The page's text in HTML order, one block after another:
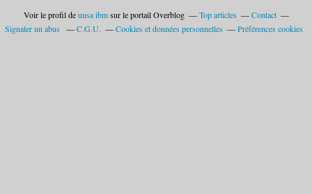
Voir le profil deunsa ibmsur le portail Overblog Top articles
Contact
Signaler un abus
C.G.U. Cookies et données personnelles Préférences cookies